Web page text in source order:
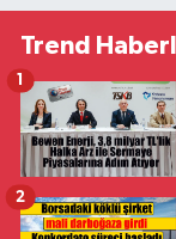
Trend
1
2